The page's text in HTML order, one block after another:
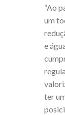
“Ao
um
e
ter